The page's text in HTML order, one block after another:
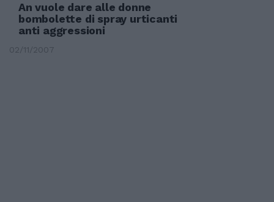
An vuole dare alle donne
bombolette di spray urticanti
anti aggressioni
02/11/2007